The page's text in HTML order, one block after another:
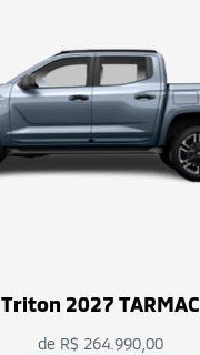
Triton 2027 TARMAC
de R$ 264.990,00